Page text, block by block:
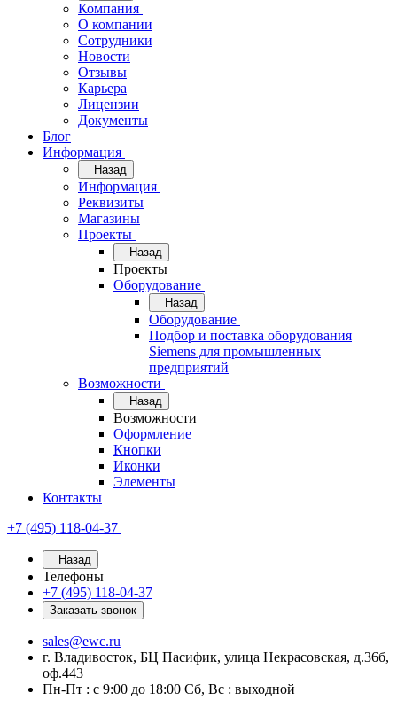
Компания
О компании
Сотрудники
Новости
Отзывы
Карьера
Лицензии
Документы
Блог
Информация
Назад
Информация
Реквизиты
Магазины
Проекты
Назад
Проекты
Оборудование
Назад
Оборудование
Подбор и поставка оборудования
Siemens для промышленных
предприятий
Возможности
Назад
Возможности
Оформление
Кнопки
Иконки
Элементы
Контакты
+7 (495) 118-04-37
Назад
Телефоны
+7 (495) 118-04-37
Заказать звонок
sales@ewc.ru
г. Владивосток, БЦ Пасифик, улица Некрасовская, д.36б,
оф.443
Пн-Пт : с 9:00 до 18:00 Сб, Вс : выходной